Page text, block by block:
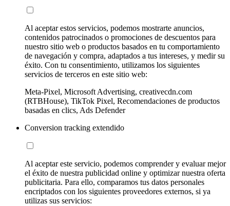
Al aceptar estos servicios, podemos mostrarte anuncios,
contenidos patrocinados o promociones de descuentos para
nuestro sitio web o productos basados en tu comportamiento
de navegación y compra, adaptados a tus intereses, y medir su
éxito. Con tu consentimiento, utilizamos los siguientes
servicios de terceros en este sitio web:
Meta-Pixel, Microsoft Advertising, creativecdn.com
(RTBHouse), TikTok Pixel, Recomendaciones de productos
basadas en clics, Ads Defender
Conversion tracking extendido
Al aceptar este servicio, podemos comprender y evaluar mejor
el éxito de nuestra publicidad online y optimizar nuestra oferta
publicitaria. Para ello, comparamos tus datos personales
encriptados con los siguientes proveedores externos, si ya
utilizas sus servicios: